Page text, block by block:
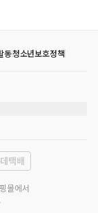
동청소년보호정책
택배
몰에서